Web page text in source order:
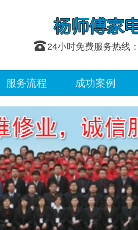
󰇯 24小时免费服务热线：
服务流程 成功案例